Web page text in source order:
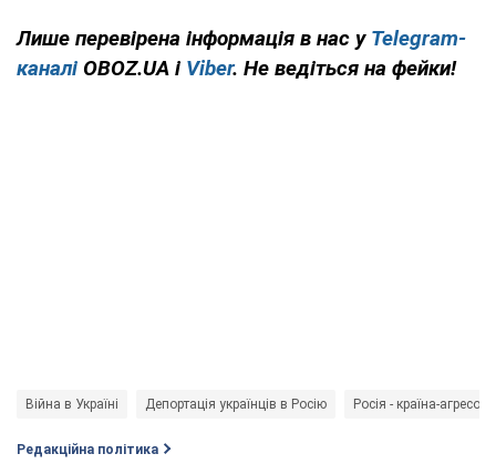
Лише перевірена інформація в нас у Telegram-
каналі OBOZ.UA і Viber. Не ведіться на фейки!
Війна в Україні Депортація українців в Росію Росія - країна-агресор
Редакційна політика